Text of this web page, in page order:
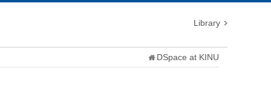
Library
DSpace at KINU